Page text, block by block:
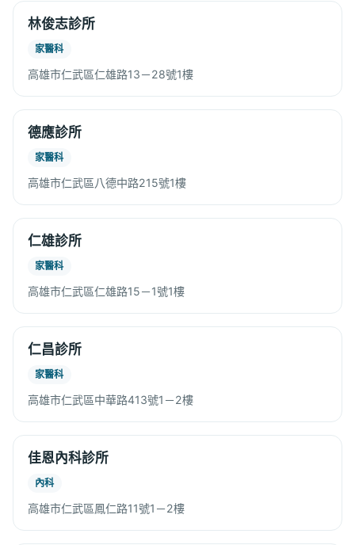
林俊志診所
家醫科
高雄市仁武區仁雄路13－28號1樓
德應診所
家醫科
高雄市仁武區八德中路215號1樓
仁雄診所
家醫科
高雄市仁武區仁雄路15－1號1樓
仁昌診所
家醫科
高雄市仁武區中華路413號1－2樓
佳恩內科診所
內科
高雄市仁武區鳳仁路11號1－2樓